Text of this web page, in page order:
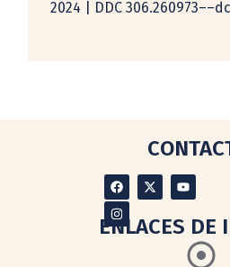
2024 | DDC
ENLACES DE